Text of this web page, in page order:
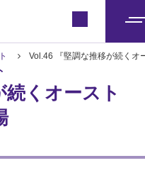
ニ
Vol.46 『堅調な推移が続くオ
くオースト